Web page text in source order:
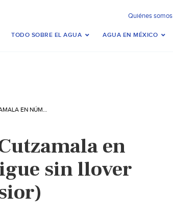
Quiénes somos
TODO SOBRE EL AGUA AGUA EN MÉXICO
CDMX: SISTEMA CUTZAMALA EN NÚMEROS ROJOS, SIGUE SIN LLOVER EN PRESAS (EXCELSIOR)
en
sin llover